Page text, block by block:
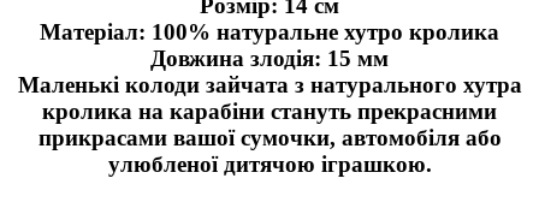
Розмір: 14 см
Матеріал: 100% натуральне хутро кролика
Довжина злодія: 15 мм
Маленькі колоди зайчата з натурального хутра
кролика на карабіни стануть прекрасними
прикрасами вашої сумочки, автомобіля або
улюбленої дитячою іграшкою.